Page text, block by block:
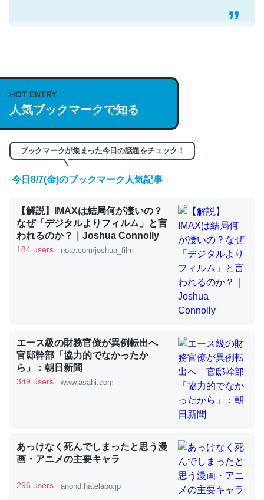
説してる記事が少ないので貴重な良記事。/続編来た
https://isobe324649.hatenablog.com/entry/2023/03/27
/064121
─GPTの仕組みと限界についての考察（１） - conceptualization
くらい。小説でいう「ずっと前の伏線」は回収されないけ
ど、短期記憶というには多い分量。進化すればするほど分
かりやすく強くなりそう
─GPTの仕組みと限界についての考察（１） - conceptualization
昆虫ってカルシウム少ないのか。知らんかった。調べたら
コオロギのカルシウム分はエビの600分の1程度。
─ニュース :: 【研究発表】昆虫学の大問題＝「昆虫はなぜ海にいな
いのか」に関する新仮説
論文では「淡水はカルシウムも酸素も不足してて両方に不
利だから両方が拮抗してるのでは」とあって面白い。海に
いる鋏角類（カブトガニ・ウミグモ）はカルシウムを使わ
ずキチンを強化してる筈だが、酵素が違うのか？
HOT ENTRY
人気ブックマークで知る
ブックマークが集まった今日の話題をチェック！
今日8/7(金)のブックマーク人気記事
【解説】IMAXは結局何が凄いの？
なぜ「デジタルよりフィルム」と言
われるのか？｜Joshua Connolly
184 users note.com/joshua_film
エース級の財務官僚が異例転出へ
官邸幹部「協力的でなかったか
ら」：朝日新聞
349 users www.asahi.com
あっけなく死んでしまったと思う漫
画・アニメの主要キャラ
296 users anond.hatelabo.jp